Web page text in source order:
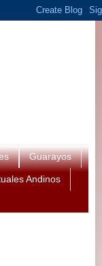
Guarayos
Andinos